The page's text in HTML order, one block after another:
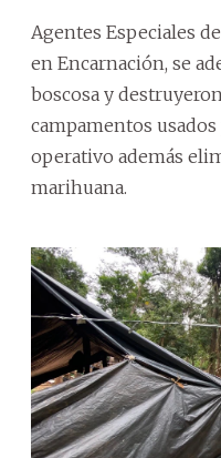
Agentes Especiales
en Encarnación, se
boscosa y
campamentos
operativo además
marihuana.